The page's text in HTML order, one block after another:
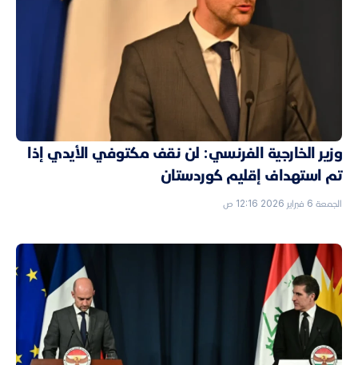
وزير الخارجية الفرنسي: لن نقف مكتوفي الأيدي إذا
تم استهداف إقليم كوردستان
الجمعة 6 فبراير 2026 12:16 ص